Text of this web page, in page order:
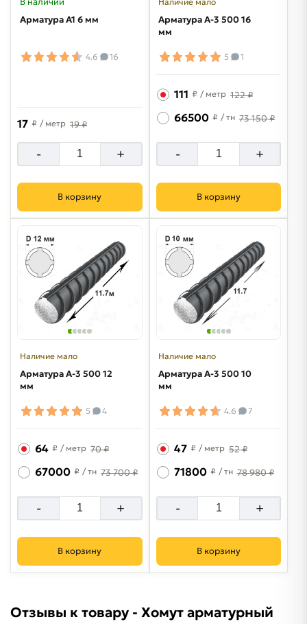
Арматура А1 6 мм
4.6 16
17 ₽ / метр 19 ₽
- +
В корзину
Арматура A-3 500 16
мм
5 1
111 ₽ / метр 122 ₽
66500 ₽ / тн 73 150 ₽
- +
В корзину
Наличие мало
Арматура A-3 500 12
мм
5 4
64 ₽ / метр 70 ₽
67000 ₽ / тн 73 700 ₽
- +
В корзину
Наличие мало
Арматура A-3 500 10
мм
4.6 7
47 ₽ / метр 52 ₽
71800 ₽ / тн 78 980 ₽
- +
В корзину
Отзывы к товару - Хомут арматурный